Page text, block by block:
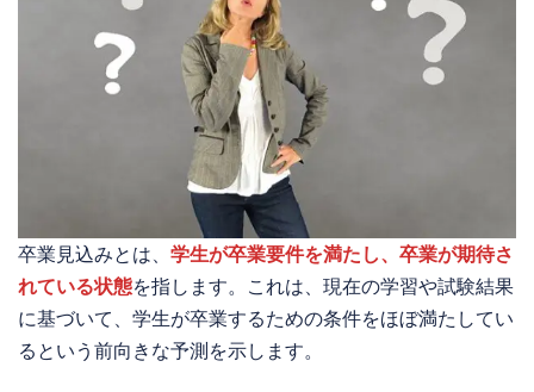
卒業見込みとは、 学生が卒業要件を満たし、卒業が期待さ
れている状態を指します。これは、現在の学習や試験結果
に基づいて、学生が卒業するための条件をほぼ満たしてい
るという前向きな予測を示します。